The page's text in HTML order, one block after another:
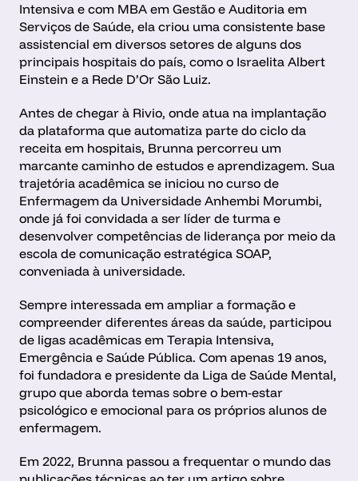
Intensiva e com MBA em Gestão e Auditoria em
Serviços de Saúde, ela criou uma consistente base
assistencial em diversos setores de alguns dos
principais hospitais do país, como o Israelita Albert
Einstein e a Rede D’Or São Luiz.
Antes de chegar à Rivio, onde atua na implantação
da plataforma que automatiza parte do ciclo da
receita em hospitais, Brunna percorreu um
marcante caminho de estudos e aprendizagem. Sua
trajetória acadêmica se iniciou no curso de
Enfermagem da Universidade Anhembi Morumbi,
onde já foi convidada a ser líder de turma e
desenvolver competências de liderança por meio da
escola de comunicação estratégica SOAP,
conveniada à universidade.
Sempre interessada em ampliar a formação e
compreender diferentes áreas da saúde, participou
de ligas acadêmicas em Terapia Intensiva,
Emergência e Saúde Pública. Com apenas 19 anos,
foi fundadora e presidente da Liga de Saúde Mental,
grupo que aborda temas sobre o bem-estar
psicológico e emocional para os próprios alunos de
enfermagem.
Em 2022, Brunna passou a frequentar o mundo das